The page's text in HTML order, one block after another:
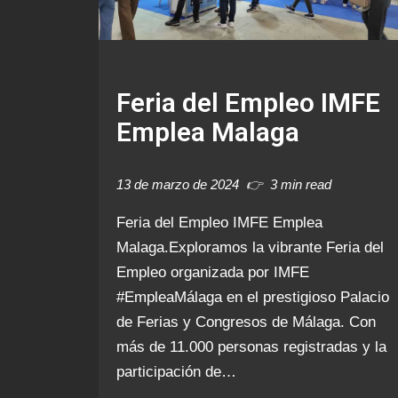
Feria del Empleo IMFE
Emplea Malaga
13 de marzo de 2024 3 min read
Feria del Empleo IMFE Emplea
Malaga.Exploramos la vibrante Feria del
Empleo organizada por IMFE
#EmpleaMálaga en el prestigioso Palacio
de Ferias y Congresos de Málaga. Con
más de 11.000 personas registradas y la
participación de…